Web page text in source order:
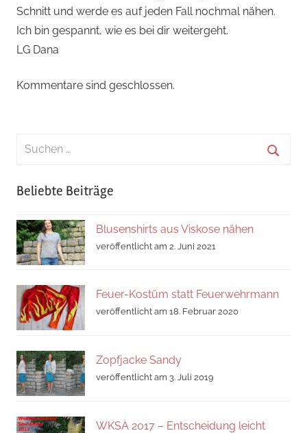
Schnitt und werde es auf jeden Fall nochmal nähen.
Ich bin gespannt, wie es bei dir weitergeht.
LG Dana
Kommentare sind geschlossen.
Suchen
Beliebte Beiträge
Blusenshirts aus Viskose nähen
veröffentlicht am 2. Juni 2021
Feuer-Kostüm statt Feuerwehrmann
veröffentlicht am 18. Februar 2020
Zopfjacke Sandy
veröffentlicht am 3. Juli 2019
WKSA 2017 – Entscheidung leicht